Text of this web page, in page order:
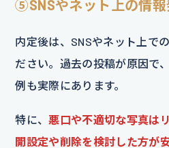
⑤SNSやネット上の情
内定後は、SNSやネット上で
ださい。過去の投稿が原因で
例も実際にあります。
特に、悪口や不適切な写真は
開設定や削除を検討した方が